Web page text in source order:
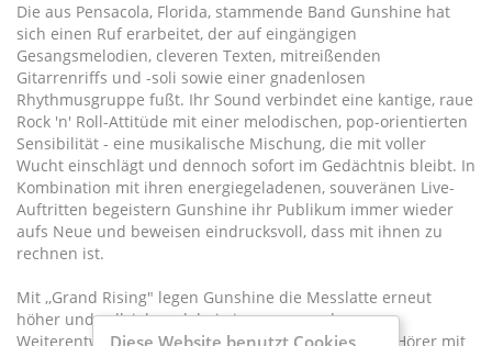
Die aus Pensacola, Florida, stammende Band Gunshine hat
sich einen Ruf erarbeitet, der auf eingängigen
Gesangsmelodien, cleveren Texten, mitreißenden
Gitarrenriffs und -soli sowie einer gnadenlosen
Rhythmusgruppe fußt. Ihr Sound verbindet eine kantige, raue
Rock 'n' Roll-Attitüde mit einer melodischen, pop-orientierten
Sensibilität - eine musikalische Mischung, die mit voller
Wucht einschlägt und dennoch sofort im Gedächtnis bleibt. In
Kombination mit ihren energiegeladenen, souveränen Live-
Auftritten begeistern Gunshine ihr Publikum immer wieder
aufs Neue und beweisen eindrucksvoll, dass mit ihnen zu
rechnen ist.
Mit ,,Grand Rising" legen Gunshine die Messlatte erneut
höher und vollziehen dabei eine spannende
Weiterentwicklung als Band. Das Album nimmt die Hörer mit
Diese Website benutzt Cookies